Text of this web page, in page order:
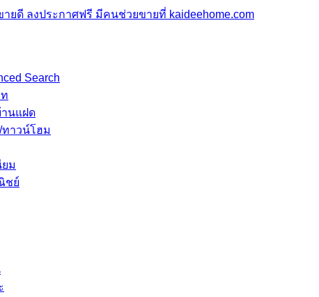
Search
านแฝด
ทาวน์โฮม
ม
ชย์